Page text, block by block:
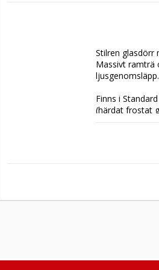
Stilren glasdörr
Massivt ramträ
ljusgenomsläpp.
Finns i